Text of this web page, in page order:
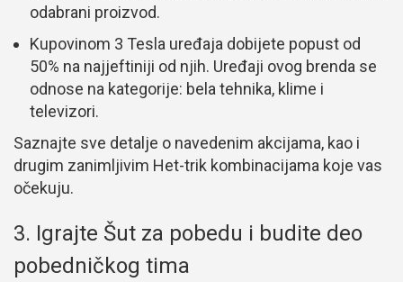
odabrani proizvod.
Kupovinom 3 Tesla uređaja dobijete popust od
50% na najjeftiniji od njih. Uređaji ovog brenda se
odnose na kategorije: bela tehnika, klime i
televizori.
Saznajte sve detalje o navedenim akcijama, kao i
drugim zanimljivim Het-trik kombinacijama koje vas
očekuju.
3. Igrajte Šut za pobedu i budite deo
pobedničkog tima